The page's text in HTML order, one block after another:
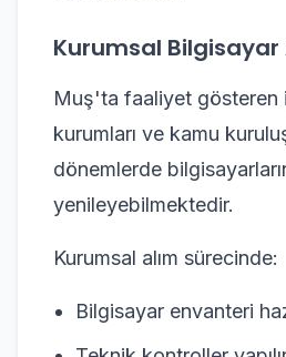
Kurumsal Bilgisayar
Muş'ta faaliyet gösteren
kurumları ve kamu
dönemlerde
yenileyebilmektedir.
Kurumsal alım sürecinde:
Bilgisayar envanteri